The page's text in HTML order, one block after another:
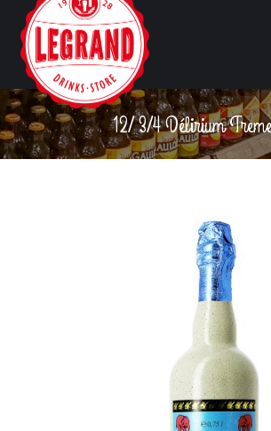
12/ 3/4 Délirium
Vous êtes